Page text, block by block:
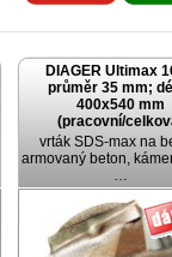
DIAGER Ultimax
průměr 35 mm;
400x540 mm
(pracovní/
vrták SDS-max na
armovaný beton,
…